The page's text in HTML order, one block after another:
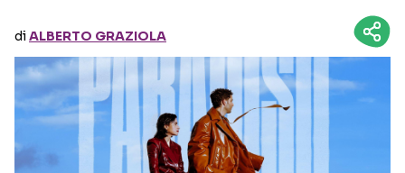
diALBERTO GRAZIOLA